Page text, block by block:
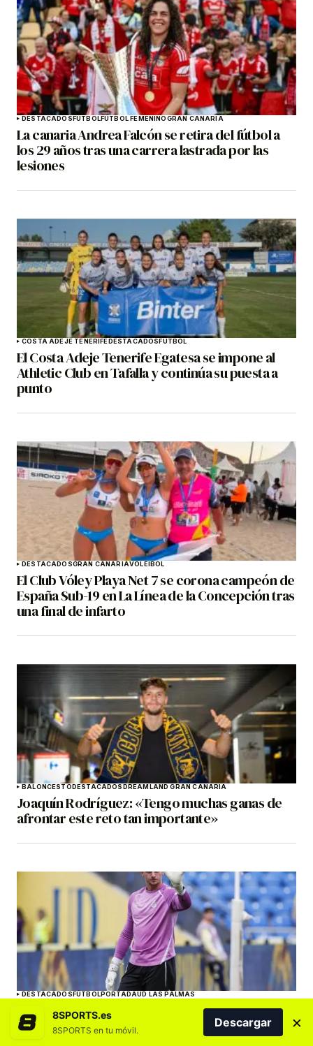
DESTACADOSFÚTBOLFÚTBOL FEMENINOGRAN CANARIA
La canaria Andrea Falcón se retira del fútbol a
los 29 años tras una carrera lastrada por las
lesiones
COSTA ADEJE TENERIFEDESTACADOSFÚTBOL
El Costa Adeje Tenerife Egatesa se impone al
Athletic Club en Tafalla y continúa su puesta a
punto
DESTACADOSGRAN CANARIAVOLEIBOL
El Club Vóley Playa Net 7 se corona campeón de
España Sub-19 en La Línea de la Concepción tras
una final de infarto
BALONCESTODESTACADOSDREAMLAND GRAN CANARIA
Joaquín Rodríguez: «Tengo muchas ganas de
afrontar este reto tan importante»
DESTACADOSFÚTBOLPORTADAUD LAS PALMAS
Ramírez sobre Horkas: «Si no quiere jugar, pues
igual nos ayuda a colocar las redes»
8SPORTS.es
8SPORTS en tu móvil.
Descargar ×